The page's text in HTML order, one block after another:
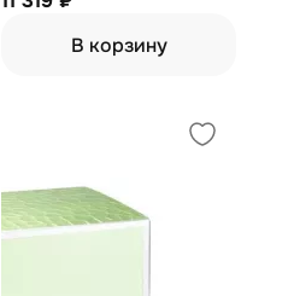
В корзину